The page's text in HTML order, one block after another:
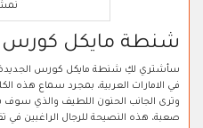
شنطة مايكل كورس
سأشتري لكِ شنطة مايكل كورس الجديدة،
في الامارات العربية، بمجرد سماع هذه
وترى الجانب الحنون اللطيف والذي
صعبة، هذه النصيحة للرجال الراغبين